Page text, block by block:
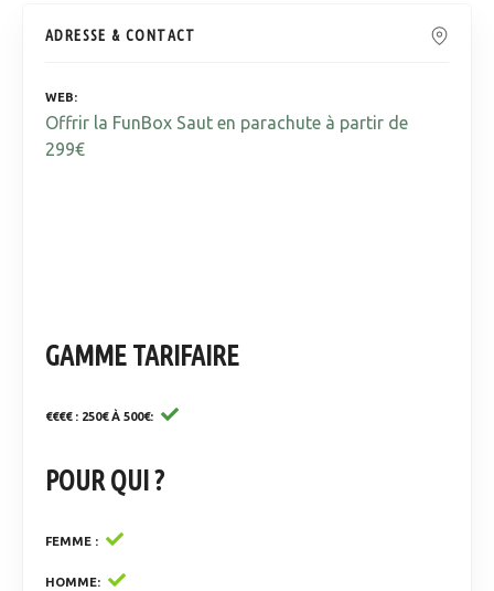
ADRESSE & CONTACT
WEB
Offrir la FunBox Saut en parachute à partir de
299€
GAMME TARIFAIRE
€€€€ : 250€ À 500€
POUR QUI ?
FEMME
HOMME